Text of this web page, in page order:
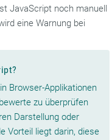
JavaScript noch manuell
eine Warnung bei
Browser-Applikationen
zu überprüfen
Darstellung oder
Vorteil liegt darin, diese